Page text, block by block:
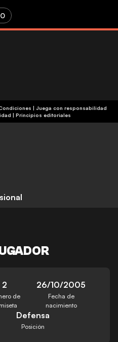
y Condiciones | Juega con responsabilidad
| Principios editoriales
2
de
26/10/2005
Fecha de
nacimiento
Defensa
Posición